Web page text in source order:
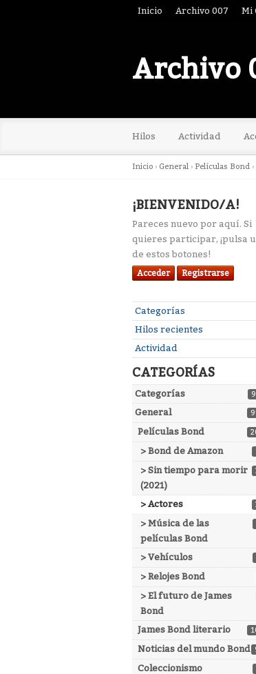
Inicio Archivo 007 Mi
Archivo
Hilos Actividad
Inicio › General › Películas Bond ›
¡BIENVENIDO/A!
Pareces nuevo por aquí. Si
quieres participar, ¡pulsa
de estos botones!
Acceder Registrarse
Enlaces
rápidos
Categorías
Hilos recientes
Actividad
CATEGORÍAS
Categorías
General
Películas Bond
> Bond de Amazon
> Sin tiempo para morir
(2021)
> Actores
> Música de las
películas Bond
> Vehículos
> Relojes Bond
> El futuro de James
Bond
James Bond literario
Noticias del mundo Bond
Coleccionismo